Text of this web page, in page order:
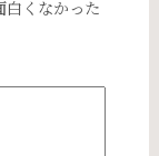
白くなかった